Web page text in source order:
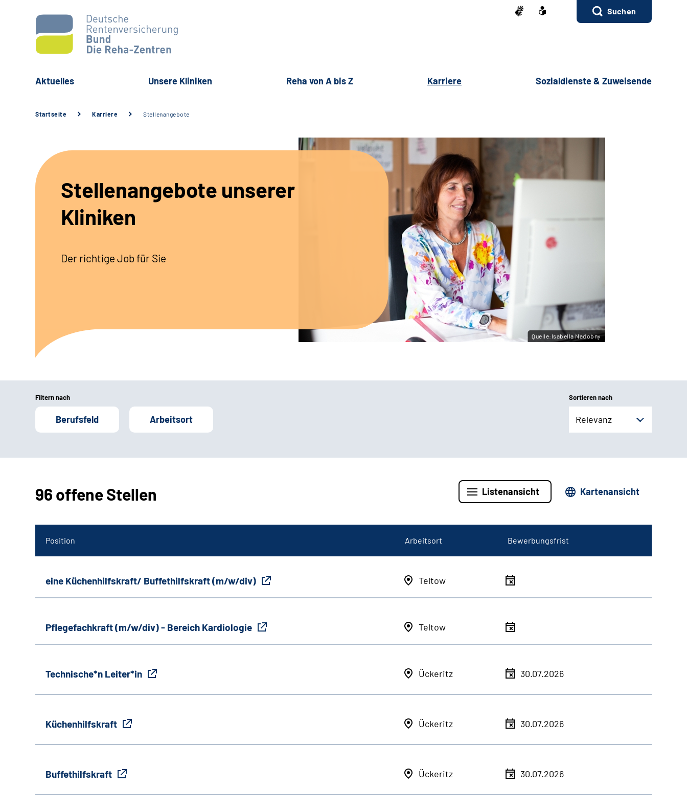
Suchen
Aktuelles Unsere Kliniken Reha von A bis Z Karriere Sozialdienste & Zuweisende
Startseite Karriere Stellenangebote
Stellenangebote unserer
Kliniken
Der richtige Job für Sie
Quelle:Isabella Nadobny
Filtern nach
Berufsfeld Arbeitsort
Sortieren nach
Relevanz
96 offene Stellen Listenansicht Kartenansicht
Position Arbeitsort Bewerbungsfrist
eine Küchenhilfskraft/ Buffethilfskraft (m/w/div) Teltow
Pflegefachkraft (m/w/div) - Bereich Kardiologie Teltow
Technische*n Leiter*in Ückeritz 30.07.2026
Küchenhilfskraft Ückeritz 30.07.2026
Buffethilfskraft Ückeritz 30.07.2026